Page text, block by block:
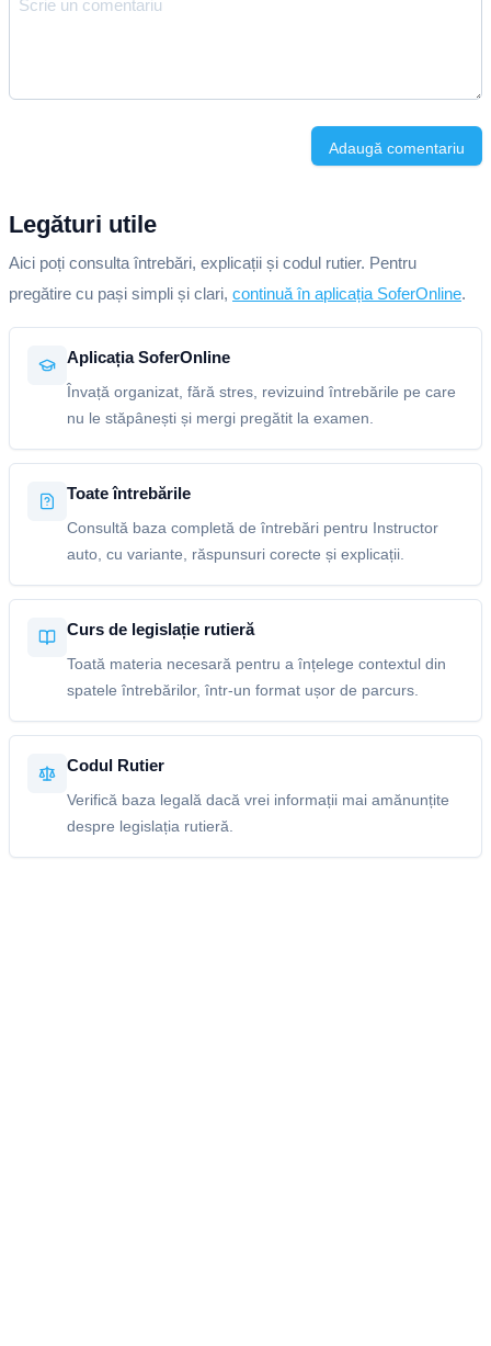
Adaugă comentariu
Legături utile
Aici poți consulta întrebări, explicații și codul rutier. Pentru
pregătire cu pași simpli și clari, continuă în aplicația SoferOnline.
Aplicația SoferOnline
Învață organizat, fără stres, revizuind întrebările pe care
nu le stăpânești și mergi pregătit la examen.
Toate întrebările
Consultă baza completă de întrebări pentru Instructor
auto, cu variante, răspunsuri corecte și explicații.
Curs de legislație rutieră
Toată materia necesară pentru a înțelege contextul din
spatele întrebărilor, într-un format ușor de parcurs.
Codul Rutier
Verifică baza legală dacă vrei informații mai amănunțite
despre legislația rutieră.